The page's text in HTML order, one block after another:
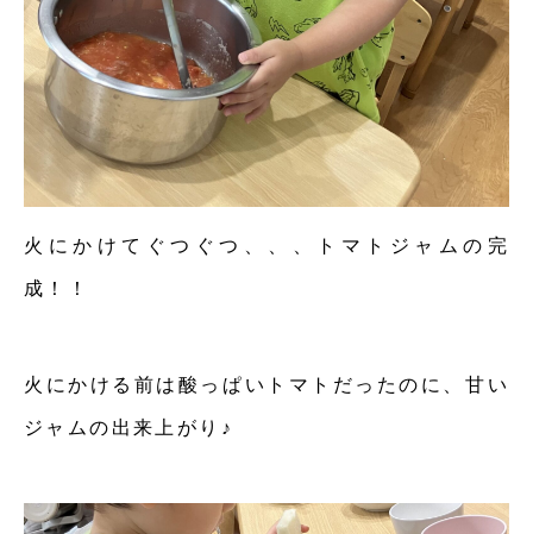
火にかけてぐつぐつ、、、トマトジャムの完
成！！
火にかける前は酸っぱいトマトだったのに、甘い
ジャムの出来上がり♪